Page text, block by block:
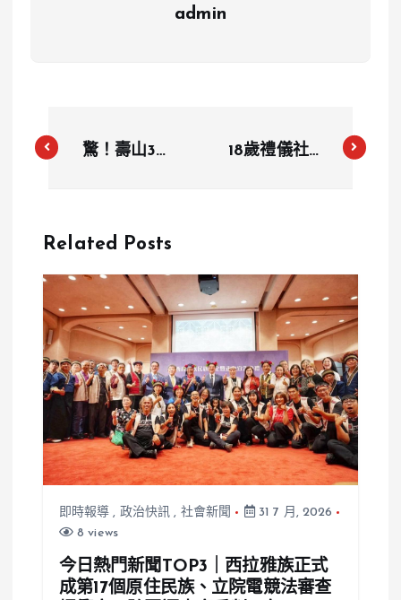
admin
驚！壽山30
「真薪水小
18歲禮儀社二
被解職
Related Posts
即時報導 , 政治快訊 , 社會新聞
31 7 月, 2026
8 views
今日熱門新聞TOP3｜西拉雅族正式
成第17個原住民族、立院電競法審查